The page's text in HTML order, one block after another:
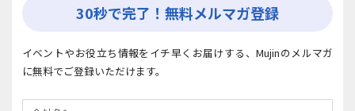
30秒で完了！無料メルマガ登録
イベントやお役立ち情報をイチ早くお届けする、Mujinのメルマガ
に無料でご登録いただけます。